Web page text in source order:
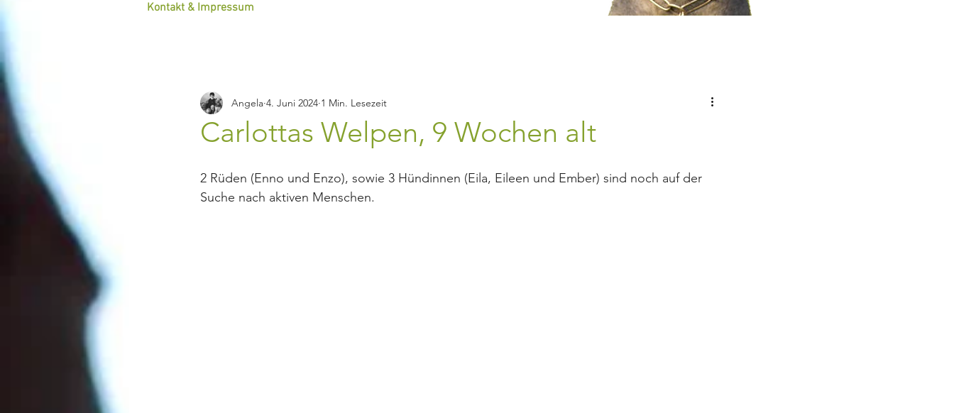
Kontakt & Impressum
Carlottas Welpen, 9 Wochen alt
Angela 4. Juni 2024 1 Min. Lesezeit
2 Rüden (Enno und Enzo), sowie 3 Hündinnen (Eila, Eileen und Ember) sind noch auf der
Suche nach aktiven Menschen.